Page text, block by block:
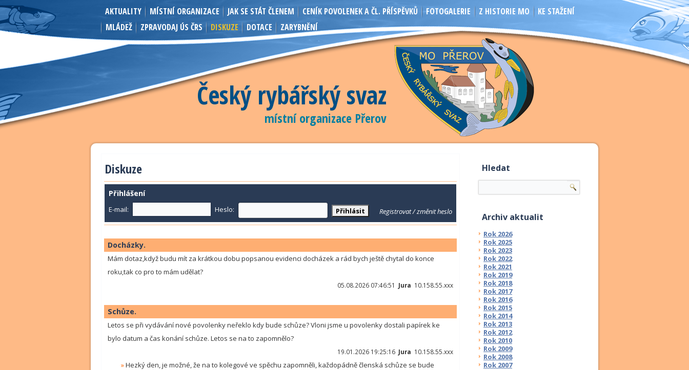
Český rybářský svaz
místní organizace Přerov
AKTUALITY MÍSTNÍ ORGANIZACE JAK SE STÁT ČLENEM CENÍK POVOLENEK A ČL. PŘÍSPĚVKŮ FOTOGALERIE Z HISTORIE MO
KE STAŽENÍ
MLÁDEŽ
ZPRAVODAJ ÚS ČRS DISKUZE DOTACE ZARYBNĚNÍ
Diskuze
Přihlášení
E-mail: Heslo: Registrovat / změnit heslo
Docházky.
Mám dotaz,když budu mít za krátkou dobu popsanou evidenci docházek a rád bych ještě chytal do konce
roku,tak co pro to mám udělat?
05.08.2026 07:46:51 Jura 10.158.55.xxx
Schůze.
Letos se při vydávání nové povolenky neřeklo kdy bude schůze? Vloni jsme u povolenky dostali papírek ke
bylo datum a čas konání schůze. Letos se na to zapomnělo?
19.01.2026 19:25:16 Jura 10.158.55.xxx
»Hezký den, je možné, že na to kolegové ve spěchu zapomněli, každopádně členská schůze se bude
Hledat
Archiv aktualit
Rok 2026
Rok 2025
Rok 2023
Rok 2022
Rok 2021
Rok 2019
Rok 2018
Rok 2017
Rok 2016
Rok 2015
Rok 2014
Rok 2013
Rok 2012
Rok 2010
Rok 2009
Rok 2008
Rok 2007